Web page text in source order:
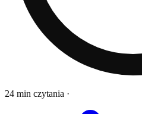
24 min czytania ·